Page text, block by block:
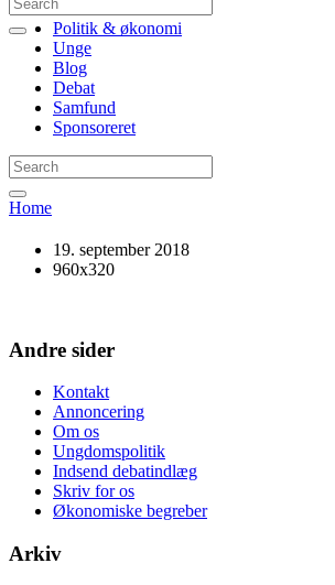
Politik & økonomi
Unge
Blog
Debat
Samfund
Sponsoreret
Home
19. september 2018
960x320
Andre sider
Kontakt
Annoncering
Om os
Ungdomspolitik
Indsend debatindlæg
Skriv for os
Økonomiske begreber
Arkiv